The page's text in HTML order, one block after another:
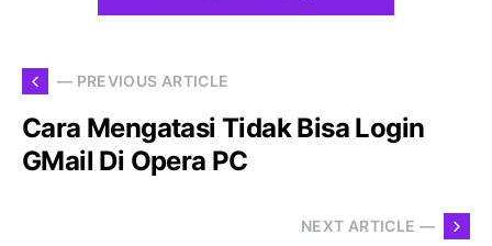
— PREVIOUS ARTICLE
Cara Mengatasi Tidak Bisa Login
GMail Di Opera PC
NEXT ARTICLE —